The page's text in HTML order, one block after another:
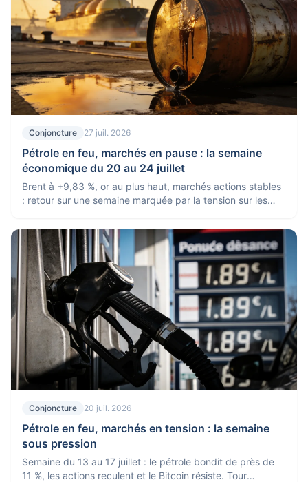
Conjoncture 27 juil. 2026
Pétrole en feu, marchés en pause : la semaine
économique du 20 au 24 juillet
Brent à +9,83 %, or au plus haut, marchés actions stables
: retour sur une semaine marquée par la tension sur les
Conjoncture 20 juil. 2026
Pétrole en feu, marchés en tension : la semaine
sous pression
Semaine du 13 au 17 juillet : le pétrole bondit de près de
11 %, les actions reculent et le Bitcoin résiste. Tour